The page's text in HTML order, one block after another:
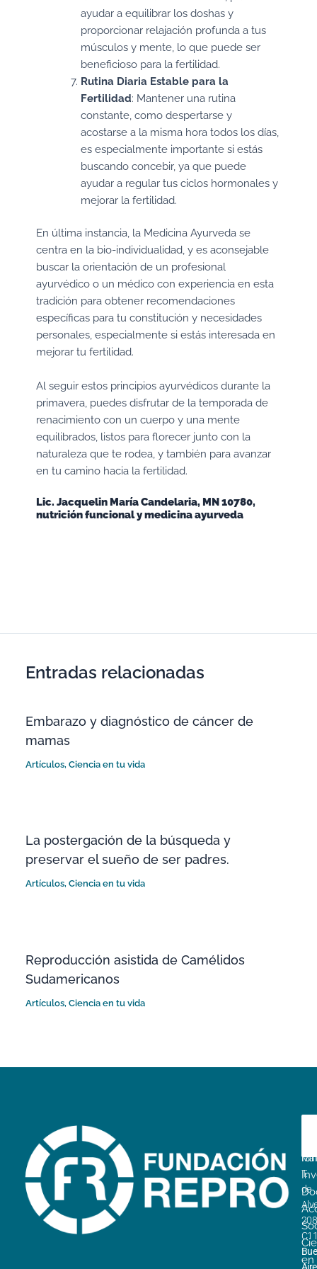
ayudar a equilibrar los doshas y
proporcionar relajación profunda a tus
músculos y mente, lo que puede ser
beneficioso para la fertilidad.
Rutina Diaria Estable para la
Fertilidad: Mantener una rutina
constante, como despertarse y
acostarse a la misma hora todos los días,
es especialmente importante si estás
buscando concebir, ya que puede
ayudar a regular tus ciclos hormonales y
mejorar la fertilidad.
En última instancia, la Medicina Ayurveda se
centra en la bio-individualidad, y es aconsejable
buscar la orientación de un profesional
ayurvédico o un médico con experiencia en esta
tradición para obtener recomendaciones
específicas para tu constitución y necesidades
personales, especialmente si estás interesada en
mejorar tu fertilidad.
Al seguir estos principios ayurvédicos durante la
primavera, puedes disfrutar de la temporada de
renacimiento con un cuerpo y una mente
equilibrados, listos para florecer junto con la
naturaleza que te rodea, y también para avanzar
en tu camino hacia la fertilidad.
Lic. Jacquelin María Candelaria, MN 10780,
nutrición funcional y medicina ayurveda
Entradas relacionadas
Embarazo y diagnóstico de cáncer de
mamas
Artículos,Ciencia en tu vida
La postergación de la búsqueda y
preservar el sueño de ser padres.
Artículos,Ciencia en tu vida
Reproducción asistida de Camélidos
Sudamericanos
Artículos,Ciencia en tu vida
T.
de
en